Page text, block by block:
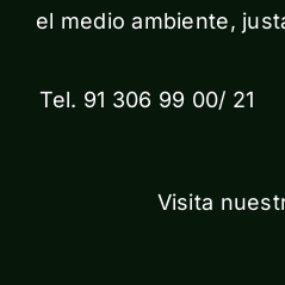
el medio ambiente,
Tel. 91 306 99 00/
Visita